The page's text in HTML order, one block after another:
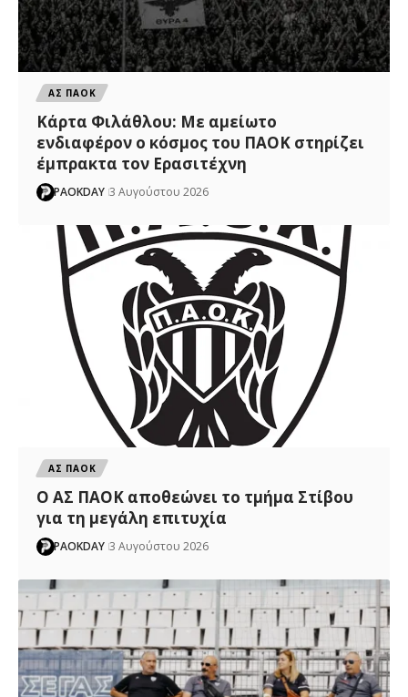
ΑΣ ΠΑΟΚ
Κάρτα Φιλάθλου: Με αμείωτο
ενδιαφέρον ο κόσμος του ΠΑΟΚ στηρίζει
έμπρακτα τον Ερασιτέχνη
PAOKDAY 3 Αυγούστου 2026
ΑΣ ΠΑΟΚ
Ο ΑΣ ΠΑΟΚ αποθεώνει το τμήμα Στίβου
για τη μεγάλη επιτυχία
PAOKDAY 3 Αυγούστου 2026